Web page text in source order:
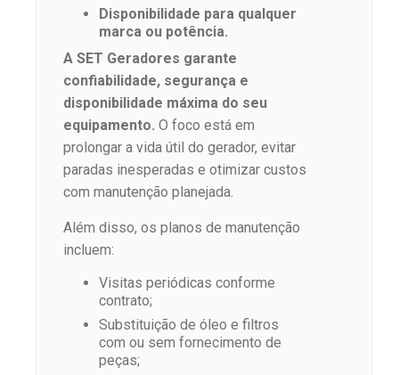
Disponibilidade para qualquer
marca ou potência.
A SET Geradores garante
confiabilidade, segurança e
disponibilidade máxima do seu
equipamento. O foco está em
prolongar a vida útil do gerador, evitar
paradas inesperadas e otimizar custos
com manutenção planejada.
Além disso, os planos de manutenção
incluem:
Visitas periódicas conforme
contrato;
Substituição de óleo e filtros
com ou sem fornecimento de
peças;